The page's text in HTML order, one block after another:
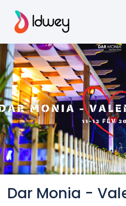
Dar Monia -